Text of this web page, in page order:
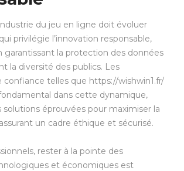
du jeu en ligne doit évoluer
privilégie l’innovation responsable,
la protection des données
la diversité des publics. Les
confiance telles que https://wishwin1.fr/
dans cette dynamique,
solutions éprouvées pour maximiser la
un cadre éthique et sécurisé.
rester à la pointe des
et économiques est